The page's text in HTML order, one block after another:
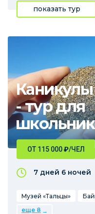
показать тур
- тур для
ОТ 115 000₽/ЧЕЛ
7 дней 6 ночей
Музей «Тальцы»
еще 8